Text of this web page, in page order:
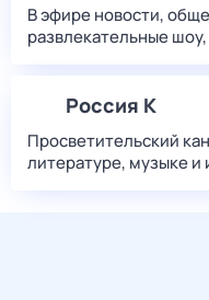
В эфире новости,
развлекательные
Россия К
Просветительский
литературе, музыке и